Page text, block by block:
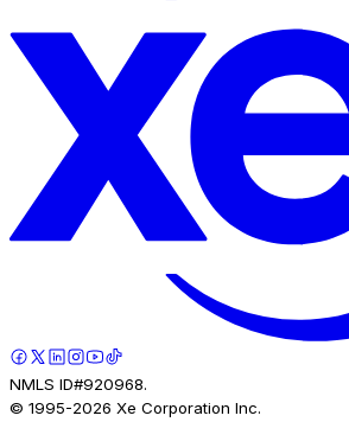
NMLS ID#920968.
© 1995-2026 Xe Corporation Inc.